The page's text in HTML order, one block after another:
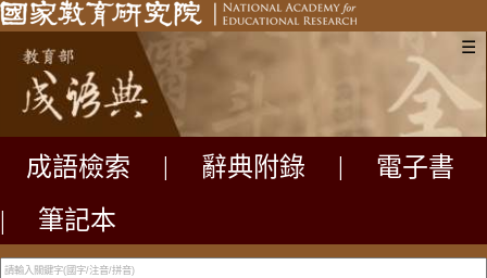
☰
成語檢索 辭典附錄
電子書
|
筆記本